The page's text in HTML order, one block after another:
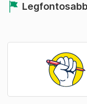
Legfontosabb